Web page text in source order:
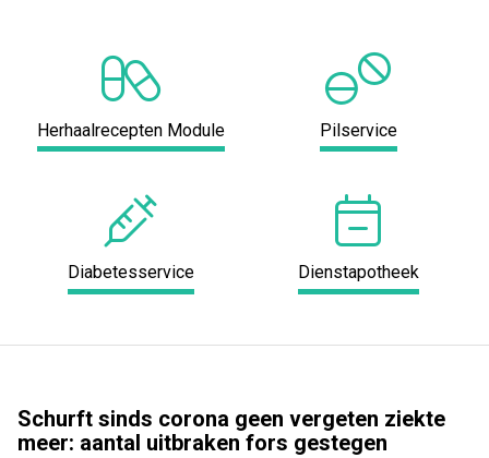
Herhaalrecepten Module Pilservice
Diabetesservice Dienstapotheek
Schurft sinds corona geen vergeten ziekte
meer: aantal uitbraken fors gestegen